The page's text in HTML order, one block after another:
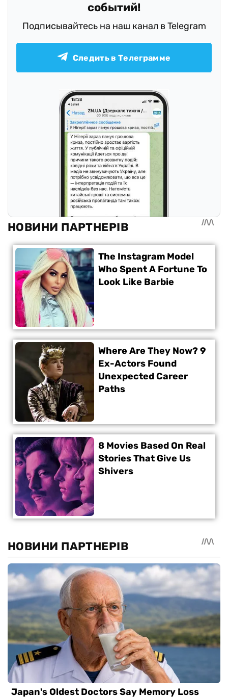
событий!
Подписывайтесь на наш канал в Telegram
Следить в Телеграмме